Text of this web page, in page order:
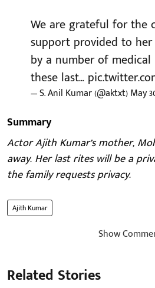
We are grateful for the
support provided to
by a number of
these last…
— S. Anil Kumar (@aktxt)May
Summary
Actor Ajith Kumar’s mother,
away. Her last rites will be a
the family requests privacy.
Ajith Kumar
Show
Related Stories